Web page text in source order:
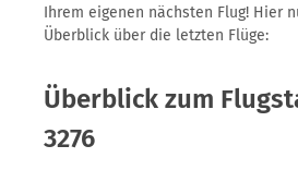
Ihrem eigenen nächsten Flug! Hier
Überblick über die letzten Flüge:
Überblick zum
3276